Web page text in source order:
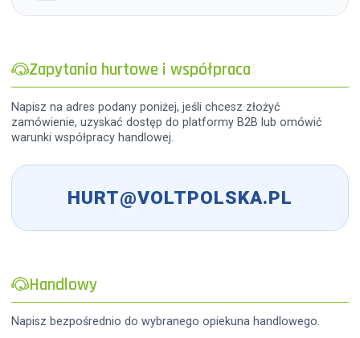
Zapytania hurtowe i współpraca
Napisz na adres podany poniżej, jeśli chcesz złożyć
zamówienie, uzyskać dostęp do platformy B2B lub omówić
warunki współpracy handlowej.
HURT@VOLTPOLSKA.PL
Handlowy
Napisz bezpośrednio do wybranego opiekuna handlowego.